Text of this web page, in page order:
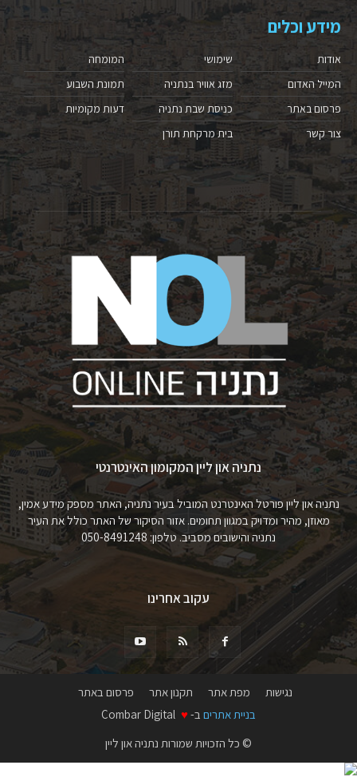
מידע וכלים
אודות
המייל האדום
פרסום באתר
צור קשר
שימושי
מזג אוויר בנתניה
כניסת שבת נתניה
בית מרקחת תורן
המומחה
תמונת השבוע
דעות מקומיות
נתניה און ליין המקומון האינטרנטי
נתניה און ליין פורטל האינטרנט המוביל בעיר נתניה, האתר מספק מידע אמין,
מאוזן, מהיר ומדויק במגוון תחומים. אזור הסיקור של האתר כולל את העיר
נתניה והישובים מסביב. טלפון: 050-8491248
עקוב אחרינו
נגישות מפת אתר תקנון אתר
פרסום באתר
בניית אתרים ב- ♥
© כל הזכויות שמורות נתניה און ליין